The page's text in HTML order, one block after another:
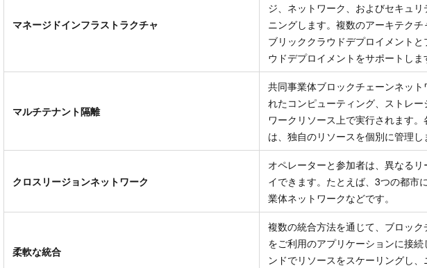
マネージドインフラストラクチャ
ジ、ネットワーク、およびセキュリ
ニングします。複数のアーキテク
ブリッククラウドデプロイメントと
ウドデプロイメントをサポートしま
マルチテナント隔離
共同事業体ブロックチェーンネット
れたコンピューティング、ストレー
ワークリソース上で実行されます
は、独自のリソースを個別に管理し
クロスリージョンネットワーク
オペレーターと参加者は、異なるリ
イできます。たとえば、3つの都市
業体ネットワークなどです。
柔軟な統合
複数の統合方法を通じて、ブロック
をご利用のアプリケーションに接
ンドでリソースをスケーリングし